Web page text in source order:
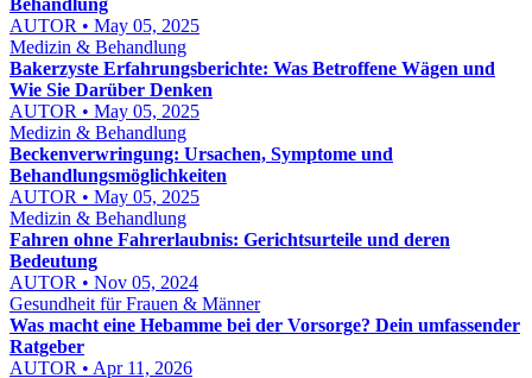
Behandlung
AUTOR • May 05, 2025
Medizin & Behandlung
Bakerzyste Erfahrungsberichte: Was Betroffene Wägen und
Wie Sie Darüber Denken
AUTOR • May 05, 2025
Medizin & Behandlung
Beckenverwringung: Ursachen, Symptome und
Behandlungsmöglichkeiten
AUTOR • May 05, 2025
Medizin & Behandlung
Fahren ohne Fahrerlaubnis: Gerichtsurteile und deren
Bedeutung
AUTOR • Nov 05, 2024
Gesundheit für Frauen & Männer
Was macht eine Hebamme bei der Vorsorge? Dein umfassender
Ratgeber
AUTOR • Apr 11, 2026